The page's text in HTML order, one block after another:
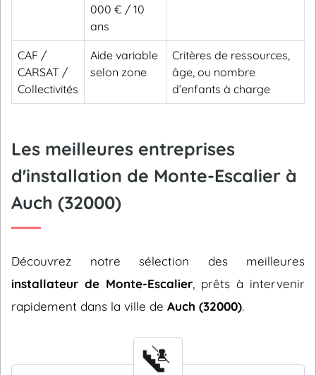
000 € / 10
ans
CAF /
CARSAT /
Collectivités
Aide variable
selon zone
Critères de ressources,
âge, ou nombre
d’enfants à charge
Les meilleures entreprises
d'installation de Monte-Escalier à
Auch (32000)
Découvrez notre sélection des meilleures
installateur de Monte-Escalier , prêts à intervenir
rapidement dans la ville de Auch (32000).